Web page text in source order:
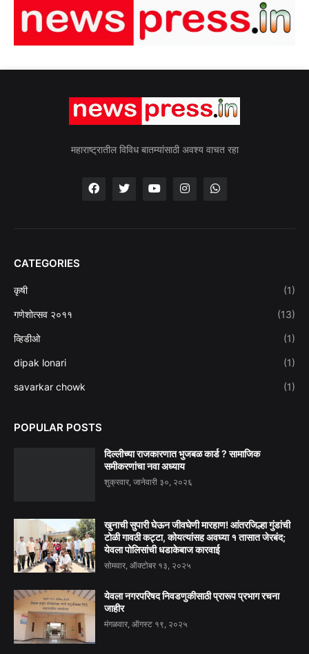
महाराष्ट्रातील विविध बातम्यांसाठी अवश्य वाचत रहा
CATEGORIES
कृषी (1)
गणेशोत्सव २०११ (13)
व्हिडीओ (1)
dipak lonari (1)
savarkar chowk (1)
POPULAR POSTS
दिल्लीच्या राजकारणात भुजबळ कार्ड ? सामाजिक
समीकरणांचा नवा अध्याय
शुक्रवार, जानेवारी ३०, २०२६
खुनाची सुपारी घेऊन जीवघेणी मारहाण! आंतरजिल्हा गुंडांची
टोळी गावठी कट्टा, कोयत्यांसह अवघ्या १ तासात जेरबंद;
येवला पोलिसांची धडाकेबाज कारवाई
सोमवार, ऑक्टोबर १३, २०२५
येवला नगरपरिषद निवडणुकीसाठी प्रारूप प्रभाग रचना
जाहीर
मंगळवार, ऑगस्ट १९, २०२५